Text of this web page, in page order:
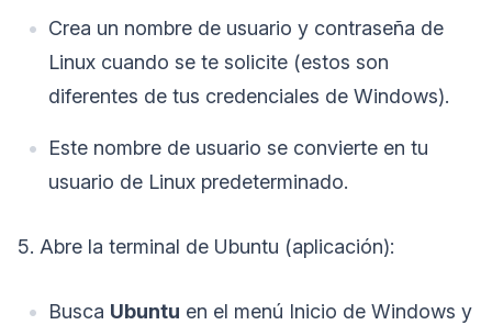
Crea un nombre de usuario y contraseña de
Linux cuando se te solicite (estos son
diferentes de tus credenciales de Windows).
Este nombre de usuario se convierte en tu
usuario de Linux predeterminado.
5. Abre la terminal de Ubuntu (aplicación):
Busca Ubuntu en el menú Inicio de Windows y